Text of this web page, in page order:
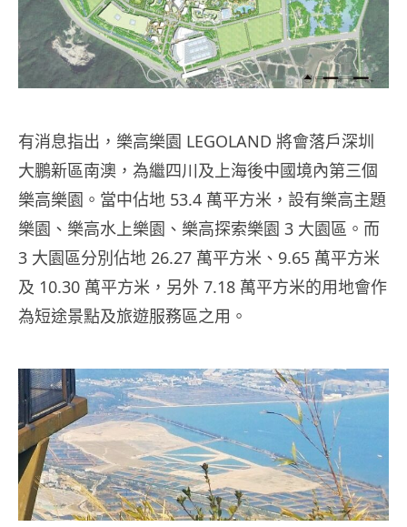
有消息指出，樂高樂園 LEGOLAND 將會落戶深圳
大鵬新區南澳，為繼四川及上海後中國境內第三個
樂高樂園。當中佔地 53.4 萬平方米，設有樂高主題
樂園、樂高水上樂園、樂高探索樂園 3 大園區。而
3 大園區分別佔地 26.27 萬平方米、9.65 萬平方米
及 10.30 萬平方米，另外 7.18 萬平方米的用地會作
為短途景點及旅遊服務區之用。